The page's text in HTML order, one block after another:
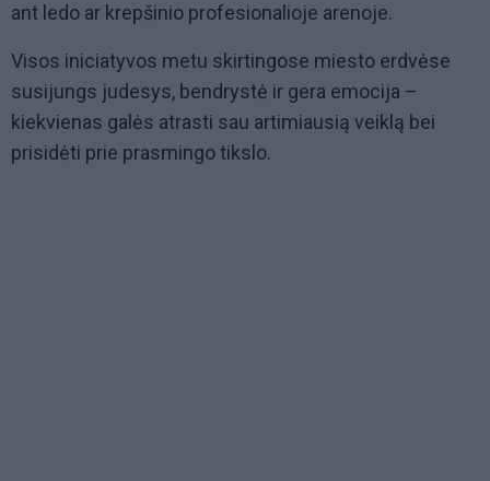
ant ledo ar krepšinio profesionalioje arenoje.
Visos iniciatyvos metu skirtingose miesto erdvėse
susijungs judesys, bendrystė ir gera emocija –
kiekvienas galės atrasti sau artimiausią veiklą bei
prisidėti prie prasmingo tikslo.